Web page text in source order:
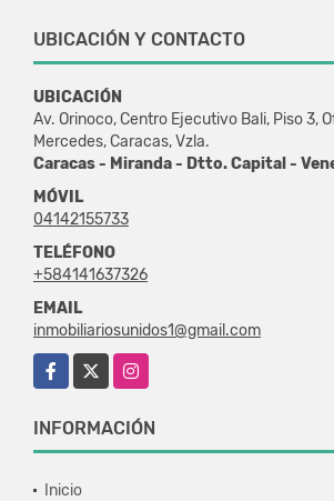
UBICACIÓN Y CONTACTO
UBICACIÓN
Av. Orinoco, Centro Ejecutivo Bali, Piso 3,
Mercedes, Caracas, Vzla.
Caracas - Miranda - Dtto. Capital -
MÓVIL
04142155733
TELÉFONO
+584141637326
EMAIL
inmobiliariosunidos1@gmail.com
Facebook
Instagram
INFORMACIÓN
Inicio